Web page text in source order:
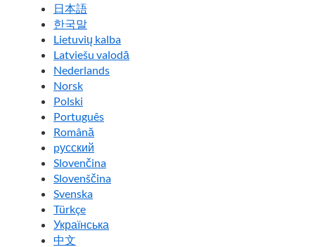
日本語
한국말
Lietuvių kalba
Latviešu valodā
Nederlands
Norsk
Polski
Português
Română
pусский
Slovenčina
Slovenščina
Svenska
Türkçe
Українська
中文